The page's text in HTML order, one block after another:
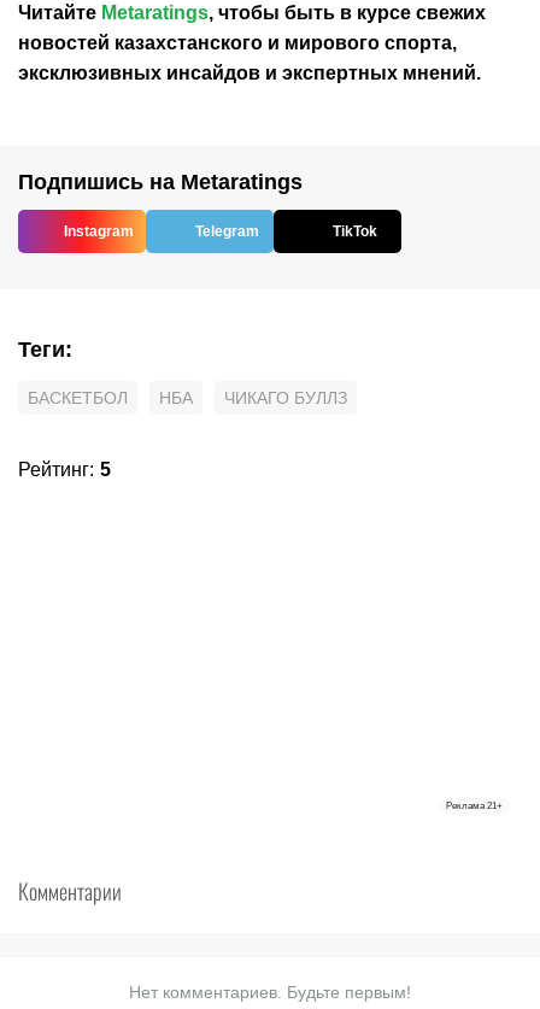
Читайте Metaratings, чтобы быть в курсе свежих
новостей казахстанского и мирового спорта,
эксклюзивных инсайдов и экспертных мнений.
Подпишись на Metaratings
Instagram Telegram TikTok
Теги:
БАСКЕТБОЛ НБА ЧИКАГО БУЛЛЗ
Рейтинг: 5
Реклама 21+
Комментарии
Нет комментариев. Будьте первым!